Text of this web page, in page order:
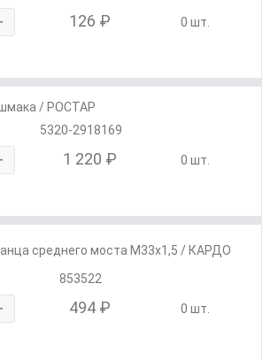
126 ₽ 0 шт.
/ РОСТАР
5320-2918169
1 220 ₽ 0 шт.
среднего моста М33х1,5 / КАРДО
853522
494 ₽ 0 шт.